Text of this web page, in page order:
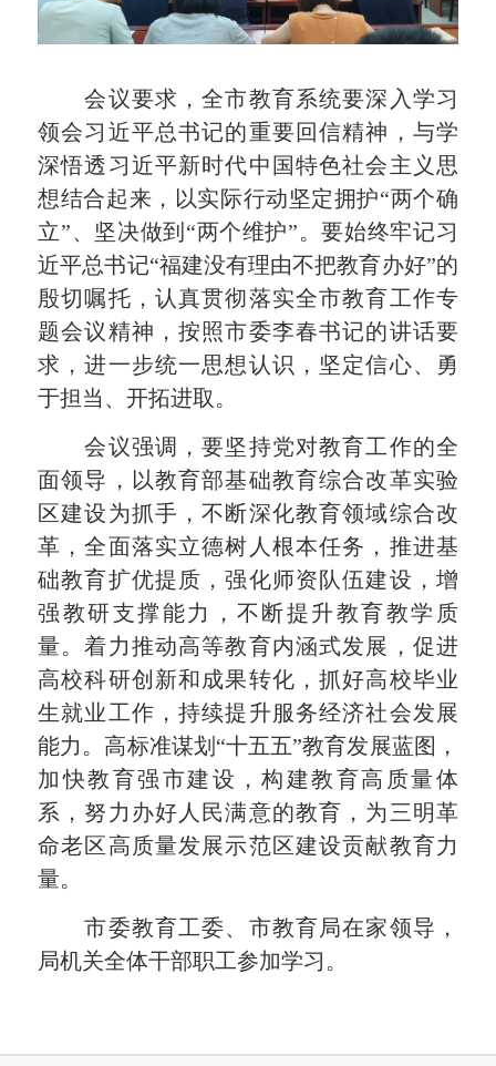
会议要求，全市教育系统要深入学习
领会习近平总书记的重要回信精神，与学
深悟透习近平新时代中国特色社会主义思
想结合起来，以实际行动坚定拥护“两个确
立”、坚决做到“两个维护”。要始终牢记习
近平总书记“福建没有理由不把教育办好”的
殷切嘱托，认真贯彻落实全市教育工作专
题会议精神，按照市委李春书记的讲话要
求，进一步统一思想认识，坚定信心、勇
于担当、开拓进取。
会议强调，要坚持党对教育工作的全
面领导，以教育部基础教育综合改革实验
区建设为抓手，不断深化教育领域综合改
革，全面落实立德树人根本任务，推进基
础教育扩优提质，强化师资队伍建设，增
强教研支撑能力，不断提升教育教学质
量。着力推动高等教育内涵式发展，促进
高校科研创新和成果转化，抓好高校毕业
生就业工作，持续提升服务经济社会发展
能力。高标准谋划“十五五”教育发展蓝图，
加快教育强市建设，构建教育高质量体
系，努力办好人民满意的教育，为三明革
命老区高质量发展示范区建设贡献教育力
量。
市委教育工委、市教育局在家领导，
局机关全体干部职工参加学习。